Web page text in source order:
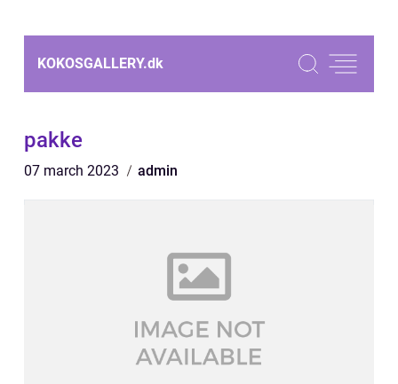
KOKOSGALLERY.dk
pakke
07 march 2023 admin